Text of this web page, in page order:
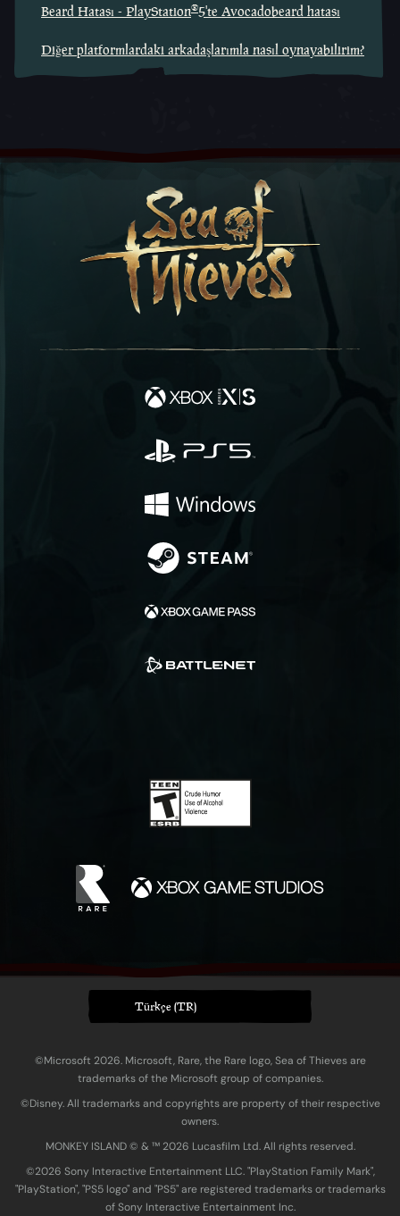
Beard Hatası - PlayStation®5'te Avocadobeard hatası
Diğer platformlardaki arkadaşlarımla nasıl oynayabilirim?
Türkçe (TR)
©Microsoft 2026. Microsoft, Rare, the Rare logo, Sea of Thieves are
trademarks of the Microsoft group of companies.
©Disney. All trademarks and copyrights are property of their respective
owners.
MONKEY ISLAND © & ™ 20‍26 Lucasfilm Ltd. All rights reserved.
©2026 Sony Interactive Entertainment LLC. "PlayStation Family Mark",
"PlayStation", "PS5 logo" and "PS5" are registered trademarks or trademarks
of Sony Interactive Entertainment Inc.